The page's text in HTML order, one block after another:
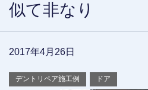
似て非なり
2017年4月26日
デントリペア施工例 ドア